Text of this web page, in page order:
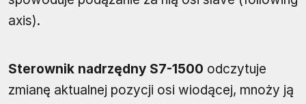
axis).
Sterownik nadrzędny S7-1500 odczytuje
zmianę aktualnej pozycji osi wiodącej, mnoży ją